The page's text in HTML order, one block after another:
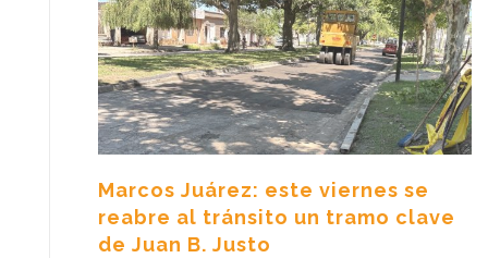
Marcos Juárez: este viernes se
reabre al tránsito un tramo clave
de Juan B. Justo